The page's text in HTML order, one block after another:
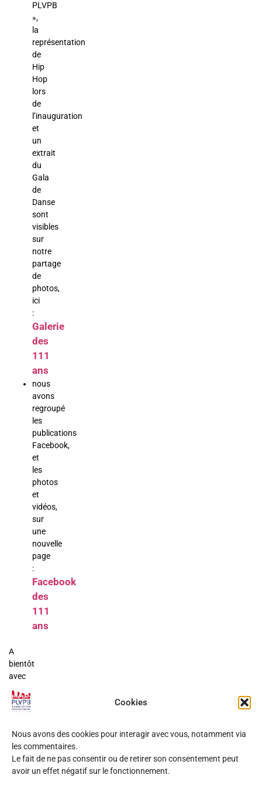
Cookies
Nous avons des cookies pour interagir avec vous, notamment via
les commentaires.
Le fait de ne pas consentir ou de retirer son consentement peut
avoir un effet négatif sur le fonctionnement.
PLVPB
»,
la
représentation
de
Hip
Hop
lors
de
l’inauguration
et
un
extrait
du
Gala
de
Danse
sont
visibles
sur
notre
partage
de
photos,
ici
:
Galerie
des
111
ans
nous
avons
regroupé
les
publications
Facebook,
et
les
photos
et
vidéos,
sur
une
nouvelle
page
:
Facebook
des
111
ans
A
bientôt
avec
d’autres
nouvelles
(une
papier
?…).